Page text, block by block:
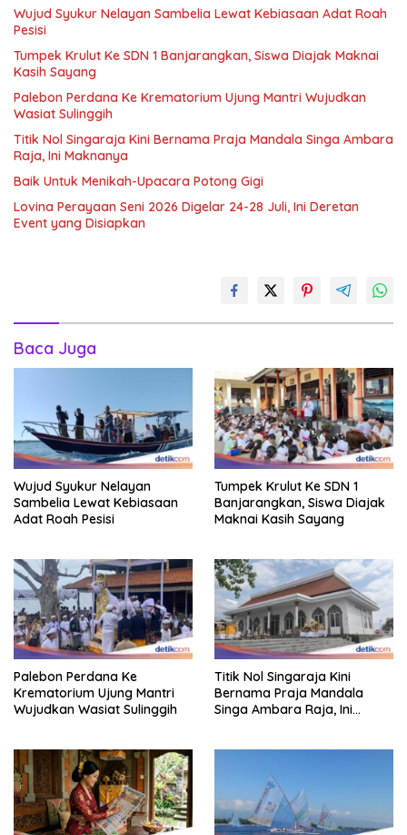
Wujud Syukur Nelayan Sambelia Lewat Kebiasaan Adat Roah
Pesisi
Tumpek Krulut Ke SDN 1 Banjarangkan, Siswa Diajak Maknai
Kasih Sayang
Palebon Perdana Ke Krematorium Ujung Mantri Wujudkan
Wasiat Sulinggih
Titik Nol Singaraja Kini Bernama Praja Mandala Singa Ambara
Raja, Ini Maknanya
Baik Untuk Menikah-Upacara Potong Gigi
Lovina Perayaan Seni 2026 Digelar 24-28 Juli, Ini Deretan
Event yang Disiapkan
Baca Juga
Wujud Syukur Nelayan
Sambelia Lewat Kebiasaan
Adat Roah Pesisi
Tumpek Krulut Ke SDN 1
Banjarangkan, Siswa Diajak
Maknai Kasih Sayang
Palebon Perdana Ke
Krematorium Ujung Mantri
Wujudkan Wasiat Sulinggih
Titik Nol Singaraja Kini
Bernama Praja Mandala
Singa Ambara Raja, Ini